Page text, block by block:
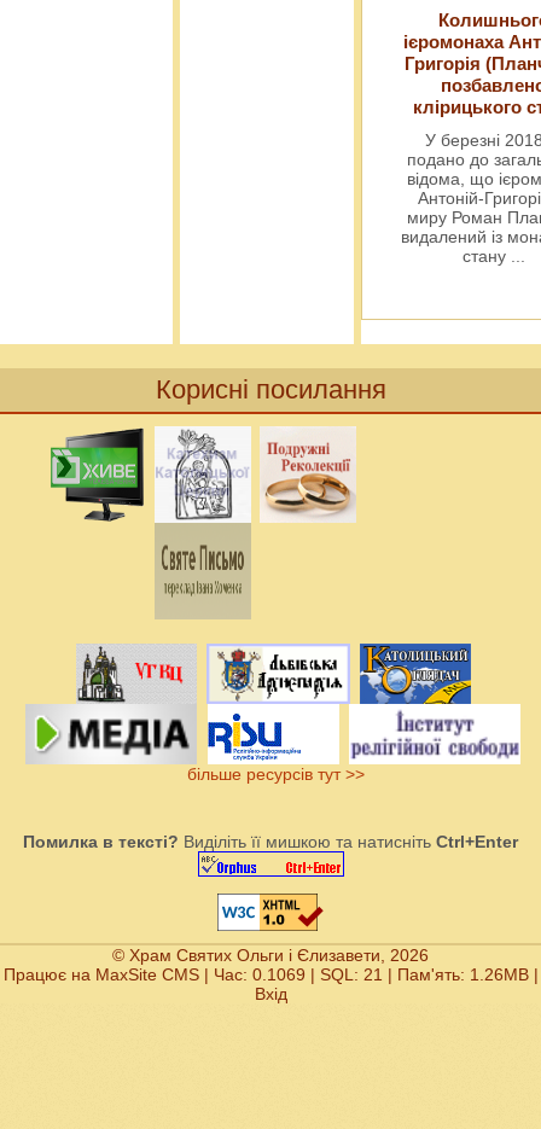
ієромонаха
Григорія
клірицького
У березні
подано до
відома, що
Антоній-
миру Роман
видалений із
стану ...
Корисні посилання
більше ресурсів тут >>
Помилка в тексті? Виділіть її мишкою та натисніть Ctrl+Enter
© Храм Святих Ольги і Єлизавети, 2026
Працює на MaxSite CMS| Час: 0.1069 | SQL: 21 | Пам'ять: 1.26MB|
Вхід